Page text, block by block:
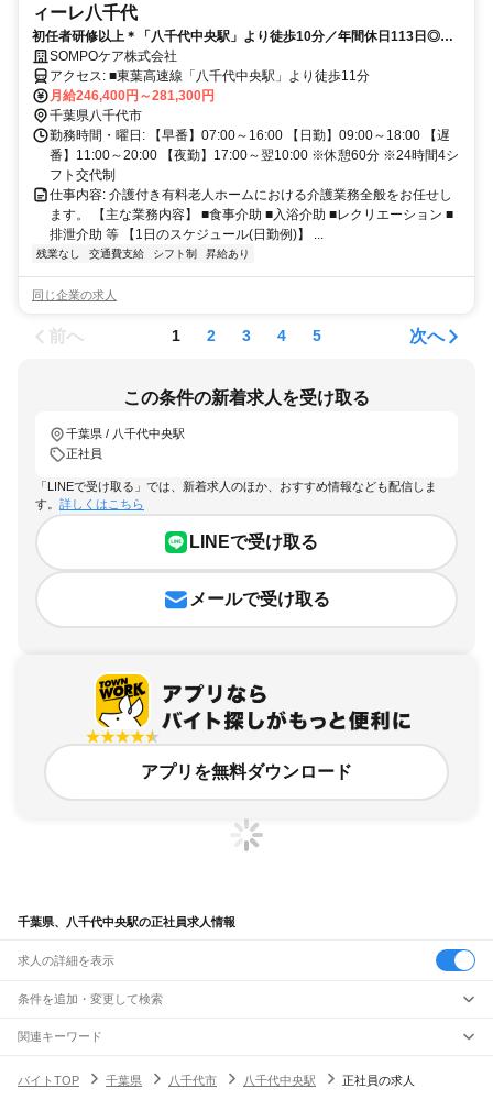
ィーレ八千代
初任者研修以上＊「八千代中央駅」より徒歩10分／年間休日113日◎介
護大手ＳＯＭＰＯグループ運営施設で安定したキャリアを築きません
か？
SOMPOケア株式会社
アクセス: ■東葉高速線「八千代中央駅」より徒歩11分
月給246,400円～281,300円
千葉県八千代市
勤務時間・曜日: 【早番】07:00～16:00 【日勤】09:00～18:00 【遅
番】11:00～20:00 【夜勤】17:00～翌10:00 ※休憩60分 ※24時間4シ
フト交代制
仕事内容: 介護付き有料老人ホームにおける介護業務全般をお任せし
ます。 【主な業務内容】 ■食事介助 ■入浴介助 ■レクリエーション ■
排泄介助 等 【1日のスケジュール(日勤例)】 ...
残業なし 交通費支給 シフト制 昇給あり
同じ企業の求人
前へ 1 2 3 4 5 次へ
この条件の新着求人を受け取る
千葉県 / 八千代中央駅
正社員
「LINEで受け取る」では、新着求人のほか、おすすめ情報なども配信しま
す。 詳しくはこちら
LINEで受け取る
メールで受け取る
アプリを無料ダウンロード
千葉県、八千代中央駅の正社員求人情報
求人の詳細を表示
条件を追加・変更して検索
市区町村を追加・変更
千葉県すべて
駅を追加・変更
関連キーワード
バイトTOP
千葉県 八千代市 八千代中央駅 正社員の求人